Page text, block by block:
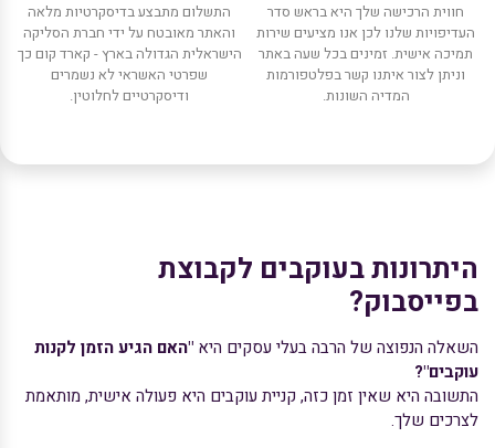
חווית הרכישה שלך היא בראש סדר
העדיפויות שלנו לכן אנו מציעים שירות
תמיכה אישית. זמינים בכל שעה באתר
וניתן לצור איתנו קשר בפלטפורמות
המדיה השונות.
התשלום מתבצע בדיסקרטיות מלאה
והאתר מאובטח על ידי חברת הסליקה
הישראלית הגדולה בארץ - קארד קום כך
שפרטי האשראי לא נשמרים
ודיסקרטיים לחלוטין.
היתרונות בעוקבים לקבוצת
בפייסבוק?
השאלה הנפוצה של הרבה בעלי עסקים היא "האם הגיע הזמן לקנות
עוקבים"?
התשובה היא שאין זמן כזה, קניית עוקבים היא פעולה אישית, מותאמת
לצרכים שלך.